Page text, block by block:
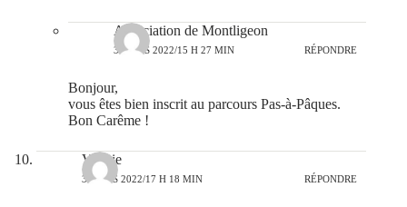
Association de Montligeon
3 MARS 2022/15 H 27 MIN RÉPONDRE
Bonjour,
vous êtes bien inscrit au parcours Pas-à-Pâques.
Bon Carême !
Valerie
3 MARS 2022/17 H 18 MIN RÉPONDRE